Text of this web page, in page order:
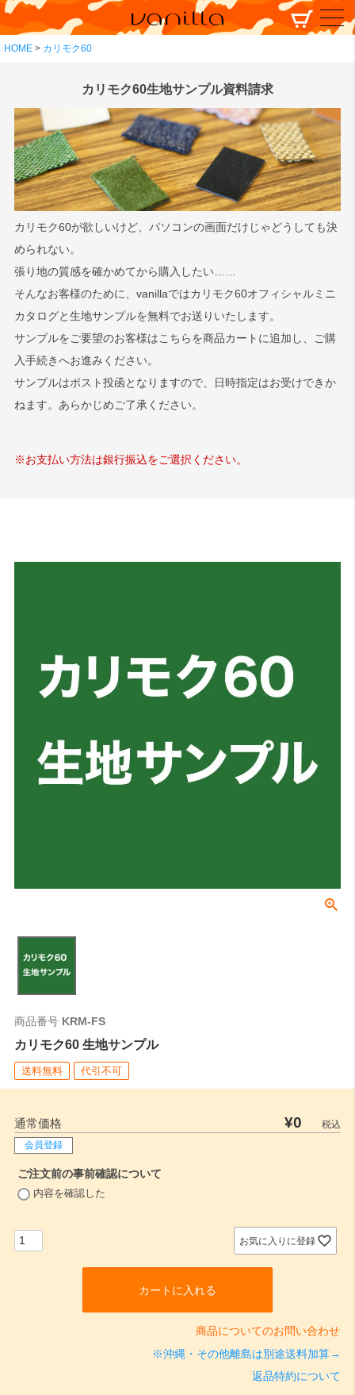
HOME カリモク60
カリモク60生地サンプル資料請求
カリモク60が欲しいけど、パソコンの画面だけじゃどうしても決
められない。
張り地の質感を確かめてから購入したい……
そんなお客様のために、vanillaではカリモク60オフィシャルミニ
カタログと生地サンプルを無料でお送りいたします。
サンプルをご要望のお客様はこちらを商品カートに追加し、ご購
入手続きへお進みください。
サンプルはポスト投函となりますので、日時指定はお受けできか
ねます。あらかじめご了承ください。
※お支払い方法は銀行振込をご選択ください。
商品番号 KRM-FS
カリモク60 生地サンプル
送料無料 代引不可
通常価格 ¥0
税込
会員登録
ご注文前の事前確認について
内容を確認した
お気に入りに登録
カートに入れる
商品についてのお問い合わせ
※沖縄・その他離島は別途送料加算→
返品特約について